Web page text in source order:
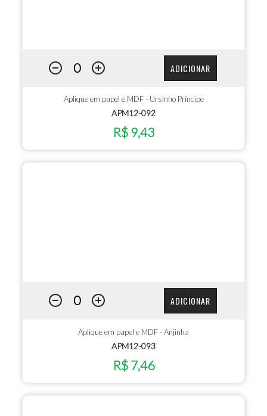
ADICIONAR
Aplique em papel e MDF - Ursinho Príncipe
APM12-092
R$ 9,43
ADICIONAR
Aplique em papel e MDF - Anjinha
APM12-093
R$ 7,46